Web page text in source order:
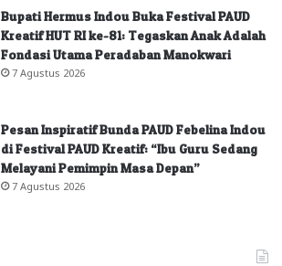
Bupati Hermus Indou Buka Festival PAUD
Kreatif HUT RI ke-81: Tegaskan Anak Adalah
Fondasi Utama Peradaban Manokwari
7 Agustus 2026
Pesan Inspiratif Bunda PAUD Febelina Indou
di Festival PAUD Kreatif: “Ibu Guru Sedang
Melayani Pemimpin Masa Depan”
7 Agustus 2026